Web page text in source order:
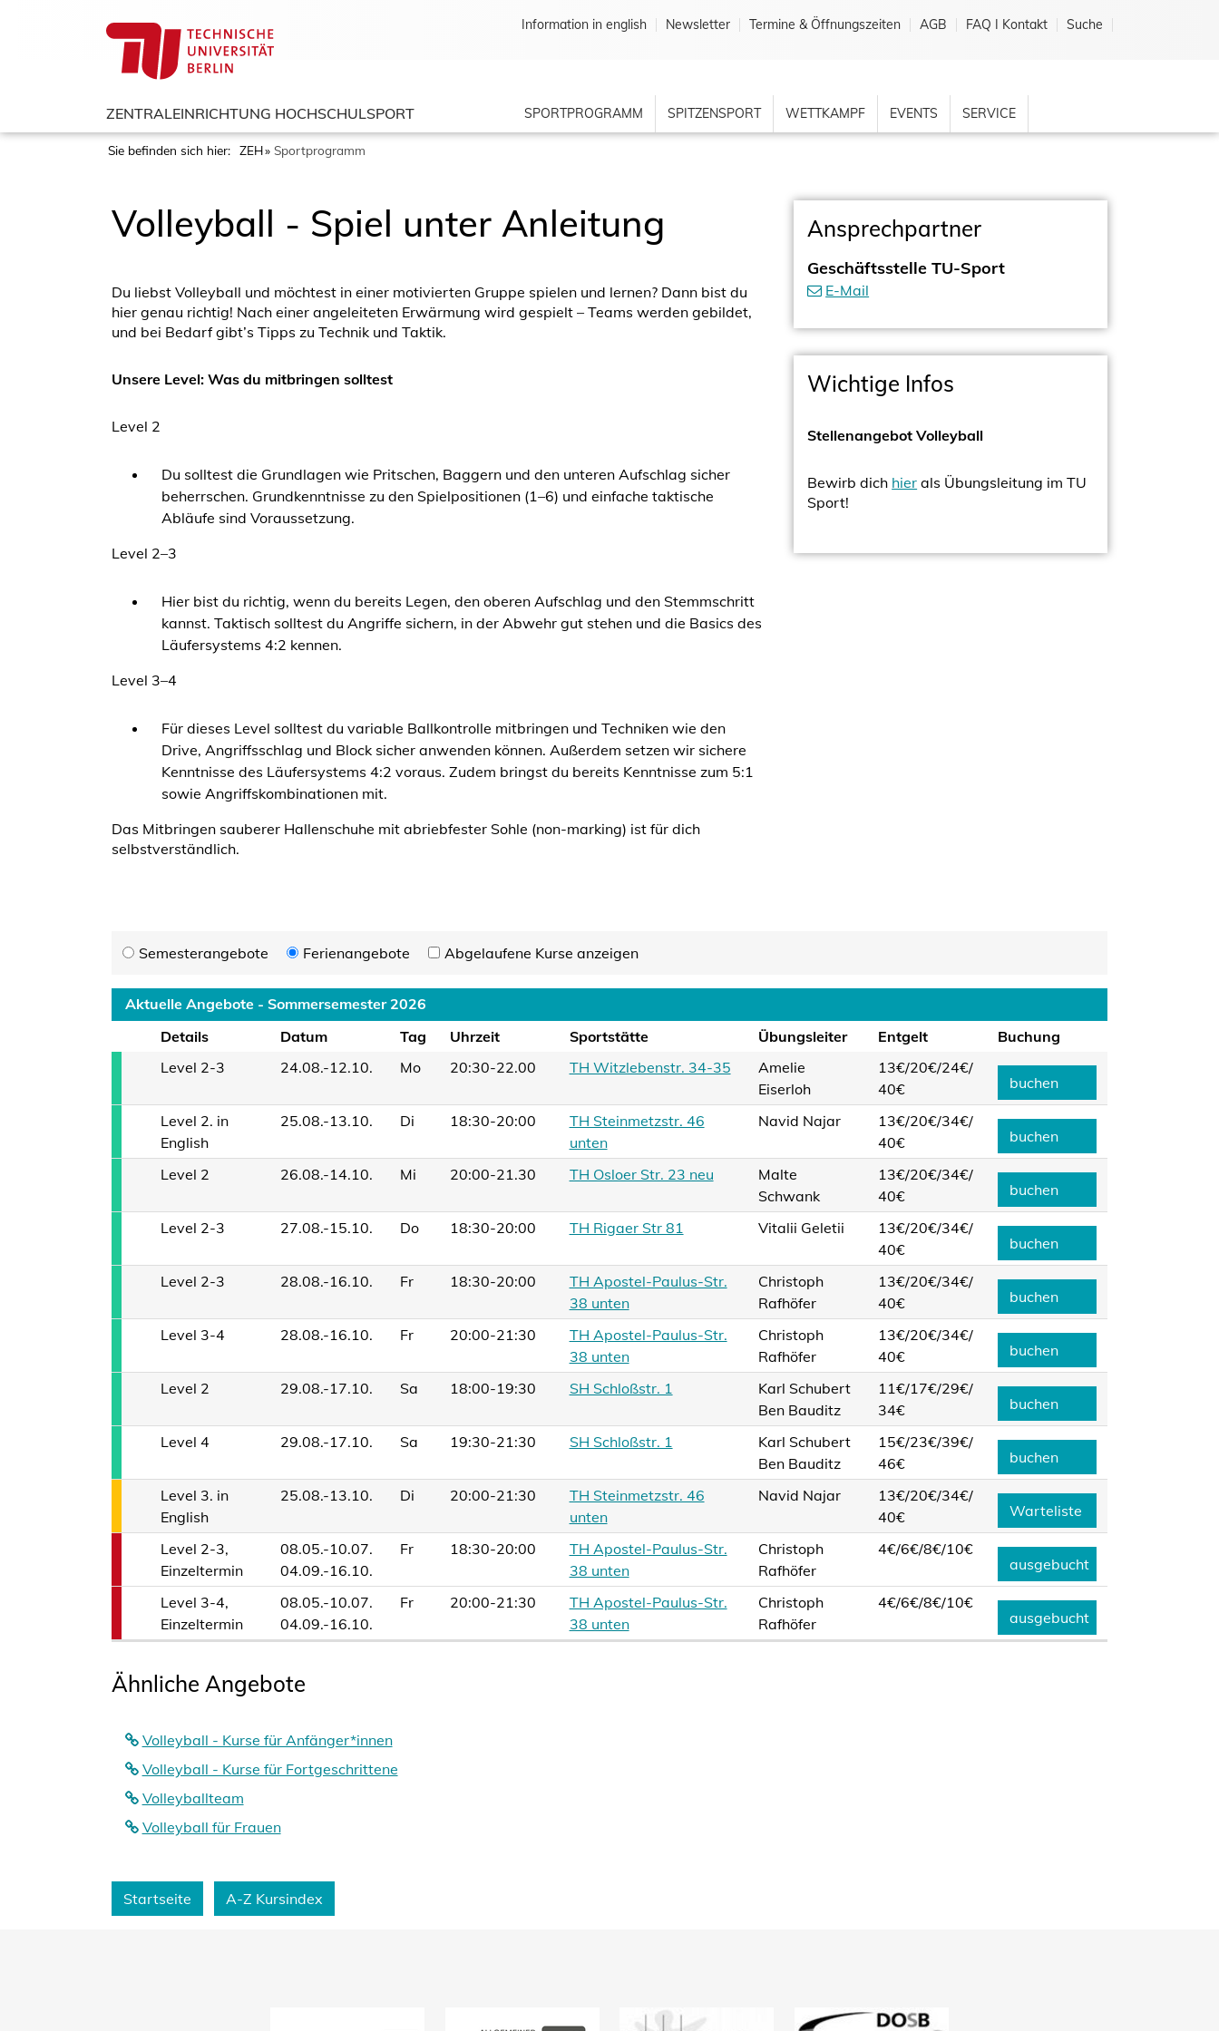
ZENTRALEINRICHTUNG HOCHSCHULSPORT
Information in english Newsletter Termine & Öffnungszeiten AGB FAQ I Kontakt Suche
SPORTPROGRAMM SPITZENSPORT WETTKAMPF EVENTS SERVICE
Sie befinden sich hier: ZEH Sportprogramm
Volleyball - Spiel unter Anleitung
Du liebst Volleyball und möchtest in einer motivierten Gruppe spielen und lernen? Dann bist du
hier genau richtig! Nach einer angeleiteten Erwärmung wird gespielt – Teams werden gebildet,
und bei Bedarf gibt’s Tipps zu Technik und Taktik.
Unsere Level: Was du mitbringen solltest
Level 2
Du solltest die Grundlagen wie Pritschen, Baggern und den unteren Aufschlag sicher
beherrschen. Grundkenntnisse zu den Spielpositionen (1–6) und einfache taktische
Abläufe sind Voraussetzung.
Level 2–3
Hier bist du richtig, wenn du bereits Legen, den oberen Aufschlag und den Stemmschritt
kannst. Taktisch solltest du Angriffe sichern, in der Abwehr gut stehen und die Basics des
Läufersystems 4:2 kennen.
Level 3–4
Für dieses Level solltest du variable Ballkontrolle mitbringen und Techniken wie den
Drive, Angriffsschlag und Block sicher anwenden können. Außerdem setzen wir sichere
Kenntnisse des Läufersystems 4:2 voraus. Zudem bringst du bereits Kenntnisse zum 5:1
sowie Angriffskombinationen mit.
Das Mitbringen sauberer Hallenschuhe mit abriebfester Sohle (non-marking) ist für dich
selbstverständlich.
Ansprechpartner
Geschäftsstelle TU-Sport
E-Mail
Wichtige Infos
Stellenangebot Volleyball
Bewirb dich hier als Übungsleitung im TU
Sport!
Semesterangebote Ferienangebote Abgelaufene Kurse anzeigen
Aktuelle Angebote - Sommersemester 2026
Details
Datum Tag Uhrzeit Sportstätte Übungsleiter Entgelt
Buchung
Level 2-3
24.08.-12.10. Mo 20:30-22.00 TH Witzlebenstr. 34-35
Amelie
Eiserloh
13€/20€/24€/
40€
buchen
Level 2. in
English
25.08.-13.10. Di 18:30-20:00
TH Steinmetzstr. 46
unten
Navid Najar 13€/20€/34€/
40€
buchen
Level 2 26.08.-14.10. Mi 20:00-21.30 TH Osloer Str. 23 neu
Malte
Schwank
13€/20€/34€/
40€
buchen
Level 2-3 27.08.-15.10. Do 18:30-20:00 TH Rigaer Str 81 Vitalii Geletii 13€/20€/34€/
40€
buchen
Level 2-3 28.08.-16.10. Fr 18:30-20:00
TH Apostel-Paulus-Str.
38 unten
Christoph
Rafhöfer
13€/20€/34€/
40€
buchen
Level 3-4 28.08.-16.10. Fr 20:00-21:30
TH Apostel-Paulus-Str.
38 unten
Christoph
Rafhöfer
13€/20€/34€/
40€
buchen
Level 2 29.08.-17.10. Sa 18:00-19:30 SH Schloßstr. 1
Karl Schubert
Ben Bauditz
11€/17€/29€/
34€
buchen
Level 4 29.08.-17.10. Sa 19:30-21:30 SH Schloßstr. 1
Karl Schubert
Ben Bauditz
15€/23€/39€/
46€
buchen
Level 3. in
English
25.08.-13.10. Di 20:00-21:30
TH Steinmetzstr. 46
unten
Navid Najar 13€/20€/34€/
40€
Warteliste
Level 2-3,
Einzeltermin
08.05.-10.07.
04.09.-16.10.
Fr 18:30-20:00
TH Apostel-Paulus-Str.
38 unten
Christoph
Rafhöfer
4€/6€/8€/10€
ausgebucht
Level 3-4,
Einzeltermin
08.05.-10.07.
04.09.-16.10.
Fr 20:00-21:30
TH Apostel-Paulus-Str.
38 unten
Christoph
Rafhöfer
4€/6€/8€/10€
ausgebucht
Ähnliche Angebote
Volleyball - Kurse für Anfänger*innen
Volleyball - Kurse für Fortgeschrittene
Volleyballteam
Volleyball für Frauen
Startseite A-Z Kursindex